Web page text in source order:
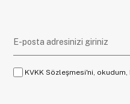
KVKK Sözleşmesi'ni,